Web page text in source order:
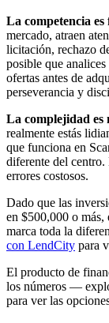
La competencia es
mercado, atraen
licitación, rechazo
posible que
ofertas antes de
perseverancia y
La complejidad es
realmente estás
que funciona en
diferente del centro.
errores costosos.
Dado que las
en $500,000 o más,
marca toda la
con LendCity para
El producto de
los números —
para ver las